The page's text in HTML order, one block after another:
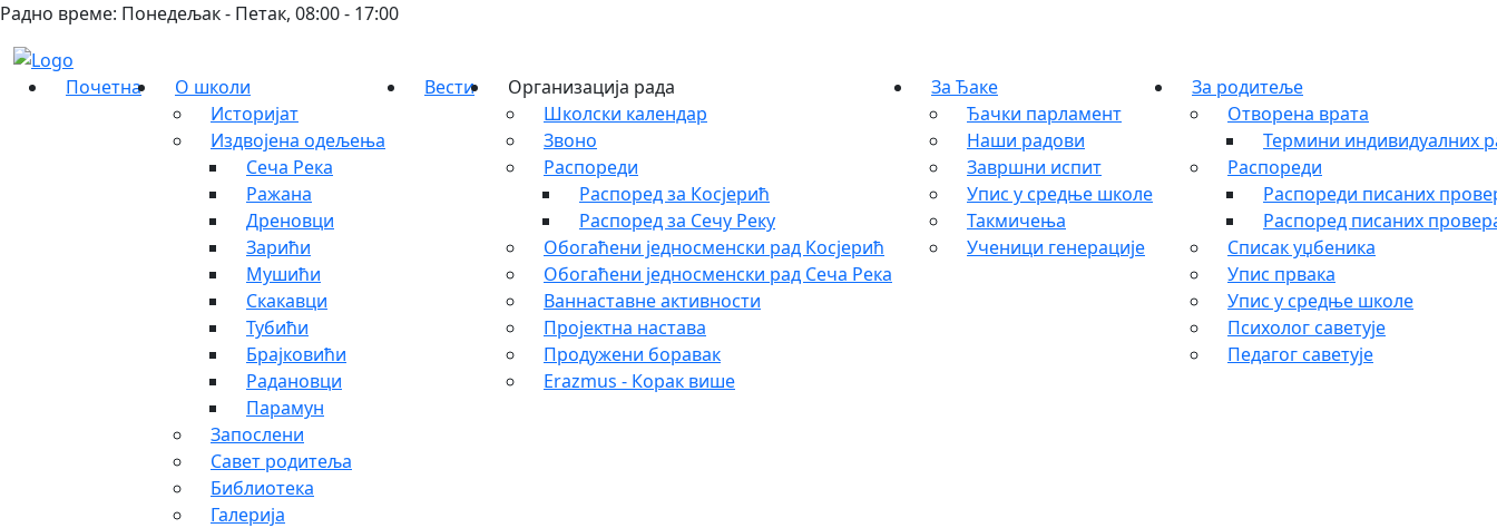
Радно време: Понедељак - Петак, 08:00 - 17:00
Почетна
О школи
Историјат
Издвојена одељења
Сеча Река
Ражана
Дреновци
Зарићи
Мушићи
Скакавци
Тубићи
Брајковићи
Радановци
Парамун
Запослени
Савет родитеља
Библиотека
Галерија
Вести
Организација рада
Школски календар
Звоно
Распореди
Распоред за Косјерић
Распоред за Сечу Реку
Обогаћени једносменски рад Косјерић
Обогаћени једносменски рад Сеча Река
Ваннаставне активности
Пројектна настава
Продужени боравак
Erazmus - Корак више
За Ђаке
Ђачки парламент
Наши радови
Завршни испит
Упис у средње школе
Такмичења
Ученици генерације
За родитеље
Отворена врата
Термини индивидуалних
Распореди
Распореди писаних
Распоред писаних
Списак уџбеника
Упис првака
Упис у средње школе
Психолог саветује
Педагог саветује